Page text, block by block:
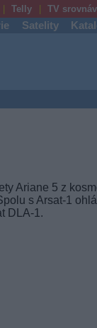
Telly TV
Satelity
Ariane 5 z
s Arsat-1
DLA-1.